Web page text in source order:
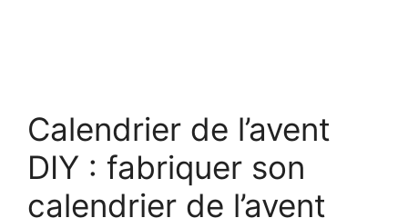
Calendrier de l’avent
DIY : fabriquer son
calendrier de l’avent